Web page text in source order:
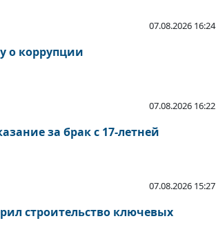
07.08.2026 16:24
о коррупции
07.08.2026 16:22
за брак с 17-летней
07.08.2026 15:27
строительство ключевых